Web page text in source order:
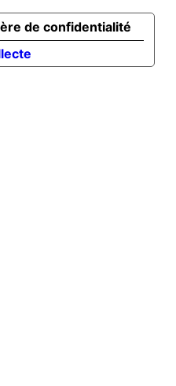
de confidentialité